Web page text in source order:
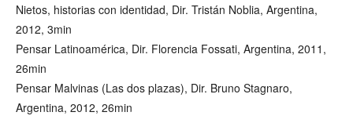
Nietos, historias con identidad, Dir. Tristán Noblia, Argentina,
2012, 3min
Pensar Latinoamérica, Dir. Florencia Fossati, Argentina, 2011,
26min
Pensar Malvinas (Las dos plazas), Dir. Bruno Stagnaro,
Argentina, 2012, 26min